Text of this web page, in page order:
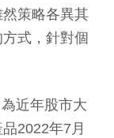
策略各異其
式，針對個
近年股市大
2022年7月